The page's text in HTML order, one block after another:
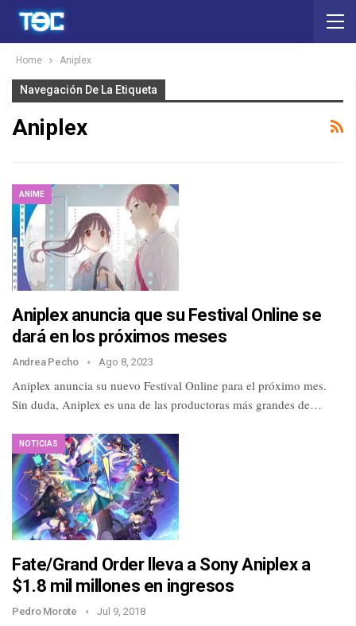
Home Aniplex
Navegación De La Etiqueta
Aniplex
ANIME
Aniplex anuncia que su Festival Online se
dará en los próximos meses
Andrea Pecho Ago 8, 2023
Aniplex anuncia su nuevo Festival Online para el próximo mes.
Sin duda, Aniplex es una de las productoras más grandes de…
NOTICIAS
Fate/Grand Order lleva a Sony Aniplex a
$1.8 mil millones en ingresos
Pedro Morote Jul 9, 2018